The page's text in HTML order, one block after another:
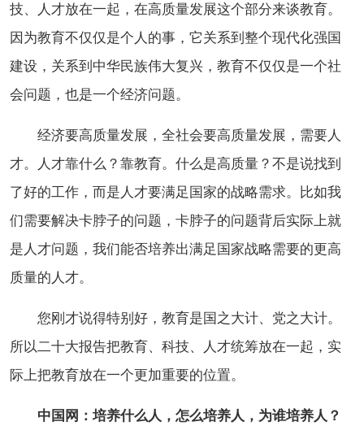
技、人才放在一起，在高质量发展这个部分来谈教育。
因为教育不仅仅是个人的事，它关系到整个现代化强国
建设，关系到中华民族伟大复兴，教育不仅仅是一个社
会问题，也是一个经济问题。
经济要高质量发展，全社会要高质量发展，需要人
才。人才靠什么？靠教育。什么是高质量？不是说找到
了好的工作，而是人才要满足国家的战略需求。比如我
们需要解决卡脖子的问题，卡脖子的问题背后实际上就
是人才问题，我们能否培养出满足国家战略需要的更高
质量的人才。
您刚才说得特别好，教育是国之大计、党之大计。
所以二十大报告把教育、科技、人才统筹放在一起，实
际上把教育放在一个更加重要的位置。
中国网：培养什么人，怎么培养人，为谁培养人？